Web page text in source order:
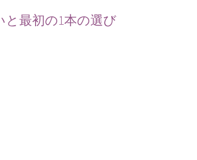
最初の1本の選び